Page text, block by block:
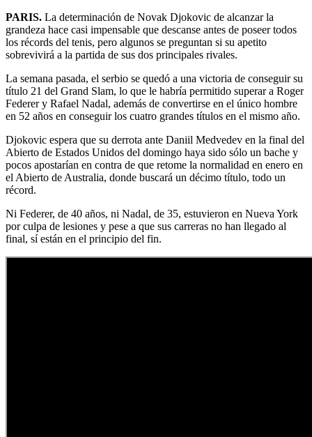
PARIS. La determinación de Novak Djokovic de alcanzar la
grandeza hace casi impensable que descanse antes de poseer todos
los récords del tenis, pero algunos se preguntan si su apetito
sobrevivirá a la partida de sus dos principales rivales.
La semana pasada, el serbio se quedó a una victoria de conseguir su
título 21 del Grand Slam, lo que le habría permitido superar a Roger
Federer y Rafael Nadal, además de convertirse en el único hombre
en 52 años en conseguir los cuatro grandes títulos en el mismo año.
Djokovic espera que su derrota ante Daniil Medvedev en la final del
Abierto de Estados Unidos del domingo haya sido sólo un bache y
pocos apostarían en contra de que retome la normalidad en enero en
el Abierto de Australia, donde buscará un décimo título, todo un
récord.
Ni Federer, de 40 años, ni Nadal, de 35, estuvieron en Nueva York
por culpa de lesiones y pese a que sus carreras no han llegado al
final, sí están en el principio del fin.